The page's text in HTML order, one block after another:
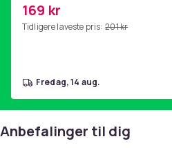
hjemmegymnastikk Pink
169 kr
Tidligere laveste pris: 201 kr
fredag, 14 aug.
Anbefalinger til dig